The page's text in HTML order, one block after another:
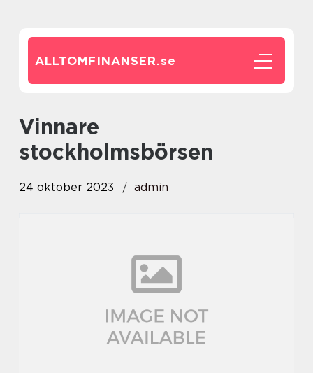
ALLTOMFINANSER.se
vinnare
stockholmsbörsen
24 oktober 2023 admin